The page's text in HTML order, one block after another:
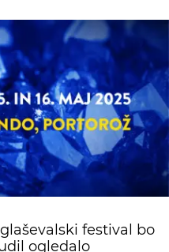
festival bo
ogledalo